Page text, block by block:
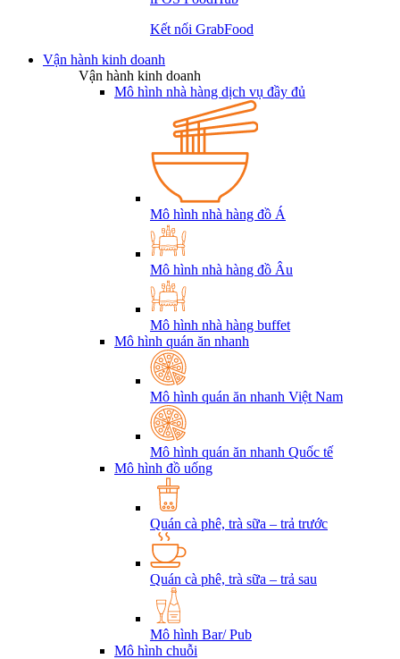
Kết nối GrabFood
Vận hành kinh doanh
Vận hành kinh doanh
Mô hình nhà hàng dịch vụ đầy đủ
Mô hình nhà hàng đồ Á
Mô hình nhà hàng đồ Âu
Mô hình nhà hàng buffet
Mô hình quán ăn nhanh
Mô hình quán ăn nhanh Việt Nam
Mô hình quán ăn nhanh Quốc tế
Mô hình đồ uống
Quán cà phê, trà sữa – trả trước
Quán cà phê, trà sữa – trả sau
Mô hình Bar/ Pub
Mô hình chuỗi